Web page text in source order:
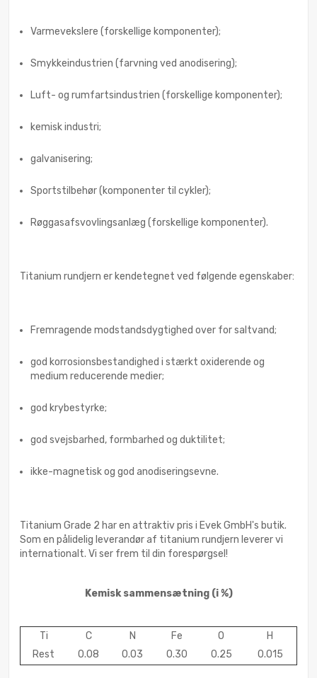
Varmevekslere (forskellige komponenter);
Smykkeindustrien (farvning ved anodisering);
Luft- og rumfartsindustrien (forskellige komponenter);
kemisk industri;
galvanisering;
Sportstilbehør (komponenter til cykler);
Røggasafsvovlingsanlæg (forskellige komponenter).
Titanium rundjern er kendetegnet ved følgende egenskaber:
Fremragende modstandsdygtighed over for saltvand;
god korrosionsbestandighed i stærkt oxiderende og
medium reducerende medier;
god krybestyrke;
god svejsbarhed, formbarhed og duktilitet;
ikke-magnetisk og god anodiseringsevne.
Titanium Grade 2 har en attraktiv pris i Evek GmbH's butik.
Som en pålidelig leverandør af titanium rundjern leverer vi
internationalt. Vi ser frem til din forespørgsel!
Kemisk sammensætning (i %)
Ti C N Fe O
H
Rest
0.08 0.03 0.30 0.25 0.015